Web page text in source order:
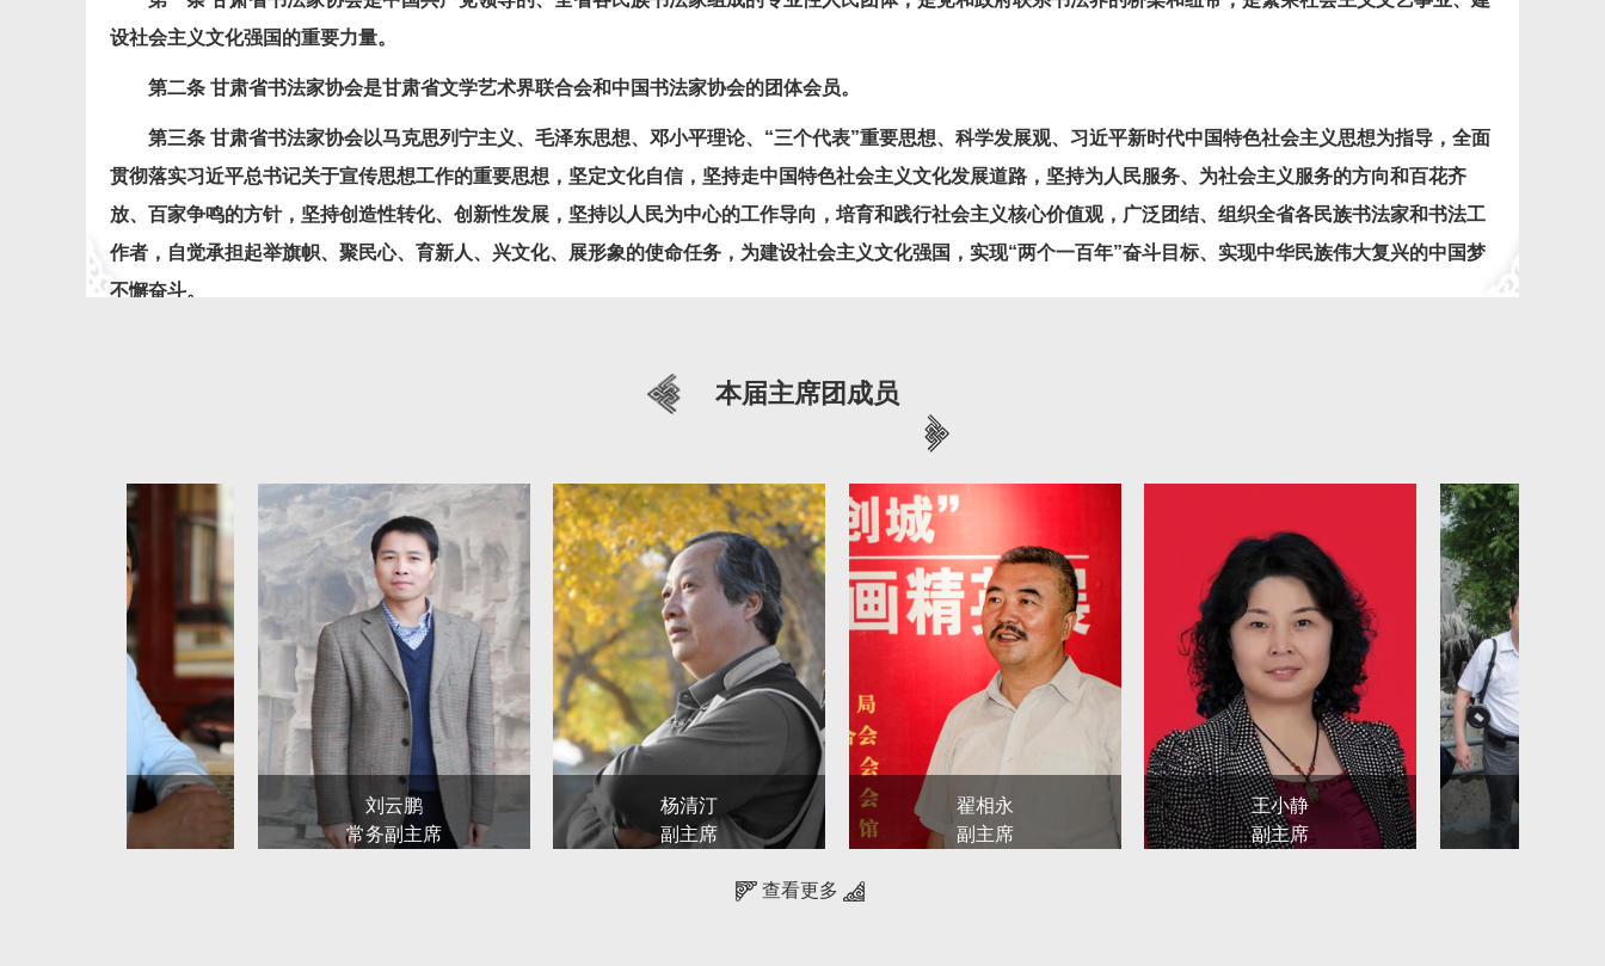
设社会主义文化强国的重要力量。
第二条 甘肃省书法家协会是甘肃省文学艺术界联合会和中国书法家协会的团体会员。
第三条 甘肃省书法家协会以马克思列宁主义、毛泽东思想、邓小平理论、“三个代表”重要思想、科学发展观、习近平新时代中国特色社会主义思想为指导，全面
贯彻落实习近平总书记关于宣传思想工作的重要思想，坚定文化自信，坚持走中国特色社会主义文化发展道路，坚持为人民服务、为社会主义服务的方向和百花齐
放、百家争鸣的方针，坚持创造性转化、创新性发展，坚持以人民为中心的工作导向，培育和践行社会主义核心价值观，广泛团结、组织全省各民族书法家和书法工
作者，自觉承担起举旗帜、聚民心、育新人、兴文化、展形象的使命任务，为建设社会主义文化强国，实现“两个一百年”奋斗目标、实现中华民族伟大复兴的中国梦
不懈奋斗。
第二章 任 务
第五条 本会积极履行团结引导、联络协调、服务管理、自律维权、业务指导的基本职能，把书法陇军打造、书法艺术队伍建设和行风建设作为协会的主要工作任
务。通过组织学习、深入生活、采风创作、评奖办节、成果展示，开展理论研讨、调查研究、书刊出版，强化惠民公益服务、对外交流、人才培训及权益保护等各项
工作，对会员进行业务指导。开展重点公共文化工程、项目建设，完善服务机制，提高服务效能，不断开创我省书法事业新局面。
第六条 按照德艺双馨的要求，弘扬“爱国、为民、崇德、尚艺”的中国文艺界核心价值观，践行中国书法工作者行为守则，努力提高书法队伍的思想道德素质、文
化修养和业务水平，培育良好的职业精神和职业道德，加强行业服务、行业管理、行业自律。
第七条 组织会员深入生活、扎根人民，开展创作活动。在书法艺术创作中努力反映社会主义时代精神和人民群众创造历史的精神风貌，阐发和传播中国精神。继
承发扬中华民族优秀文化传统，学习借鉴世界各国优秀文化成果。鼓励探索和创新，提倡题材、体裁、形式及风格、流派的多样化。繁荣书法创作，打造书法陇军，
不断提高书法作品的思想和艺术水平。
第八条 采取多种形式组织各类书法展览及评奖活动，大力繁荣书法创作，开展书法理论研究，组织学术交流，加强编辑出版，网站建设，推动书法教育，培养书
法人才；完善机制，拓宽渠道，建设书法阵地，发现、培养新生力量，发展有贡献、有影响的书法人才和组织入会，壮大书法队伍。对成绩突出的团体会员、个人会
本届主席团成员
刘云鹏
常务副主席
杨清汀
副主席
翟相永
副主席
王小静
副主席
张万胜
查看更多